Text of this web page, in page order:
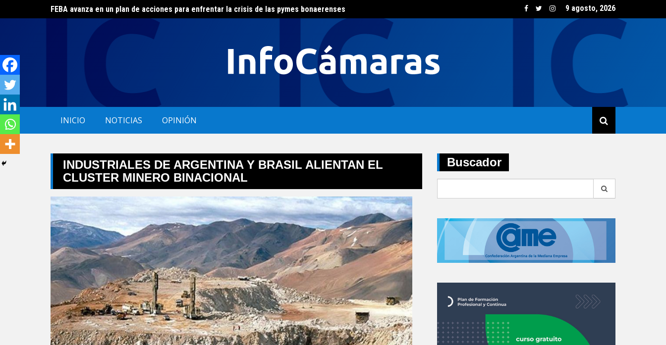
to
El ERAS continúa con el beneficio de la tarifa social del agua
El consumo de vino creció un 5,8% en junio impulsado por las opciones
9 agosto, 2026
INICIO NOTICIAS OPINIÓN
INDUSTRIALES DE ARGENTINA Y BRASIL ALIENTAN EL
CLUSTER MINERO BINACIONAL
Buscador